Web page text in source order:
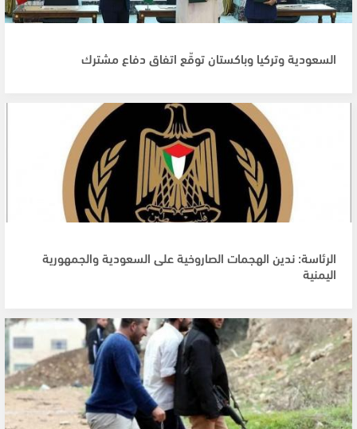
السعودية وتركيا وباكستان توقّع اتفاق دفاع مشترك
الرئاسة: ندين الهجمات الصاروخية على السعودية والجمهورية
اليمنية